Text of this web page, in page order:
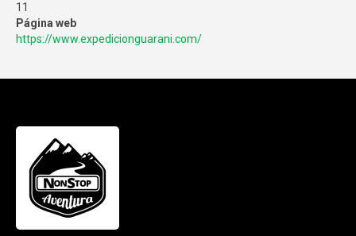
11
Página web
https://www.expedicionguarani.com/